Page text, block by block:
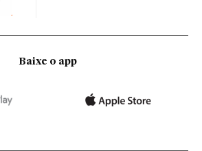
Baixe o app